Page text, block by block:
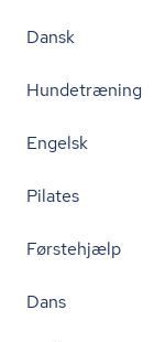
Dansk
Hundetræning
Engelsk
Pilates
Førstehjælp
Dans